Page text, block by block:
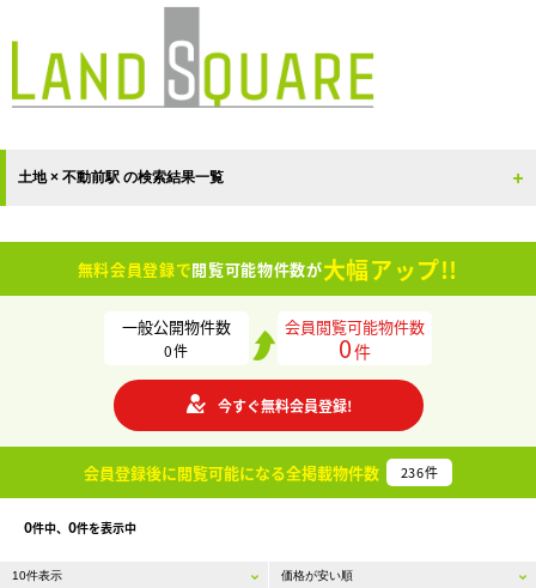
土地 × 不動前駅 の検索結果一覧
無料会員登録で閲覧可能物件数が大幅アップ!!
一般公開物件数
0件
会員閲覧可能物件数
0件
今すぐ無料会員登録!
会員登録後に閲覧可能になる全掲載物件数 236件
0件中、 0件を表示中